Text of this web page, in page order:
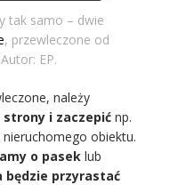
tak samo – dwie
, przewleczone od
EP.
należy
strony i zaczepićnp.
obiektu.
o paseklub
będzie przyrastać